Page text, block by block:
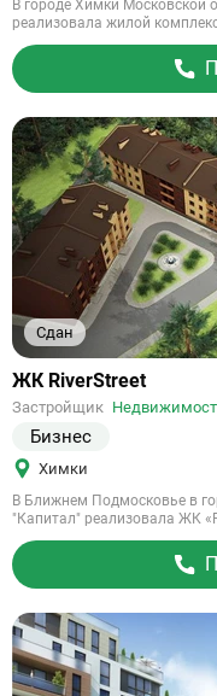
В городе Химки Московской
реализовала жилой
Сдан
Ссылка
объект
ЖК RiverStreet
Застройщик
Бизнес
Химки
В Ближнем Подмосковье в
"Капитал" реализовала ЖК